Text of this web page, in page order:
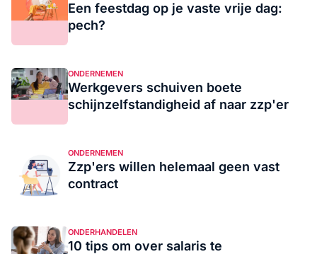
Een feestdag op je vaste vrije dag:
pech?
ONDERNEMEN
Werkgevers schuiven boete
schijnzelfstandigheid af naar zzp'er
ONDERNEMEN
Zzp'ers willen helemaal geen vast
contract
ONDERHANDELEN
10 tips om over salaris te